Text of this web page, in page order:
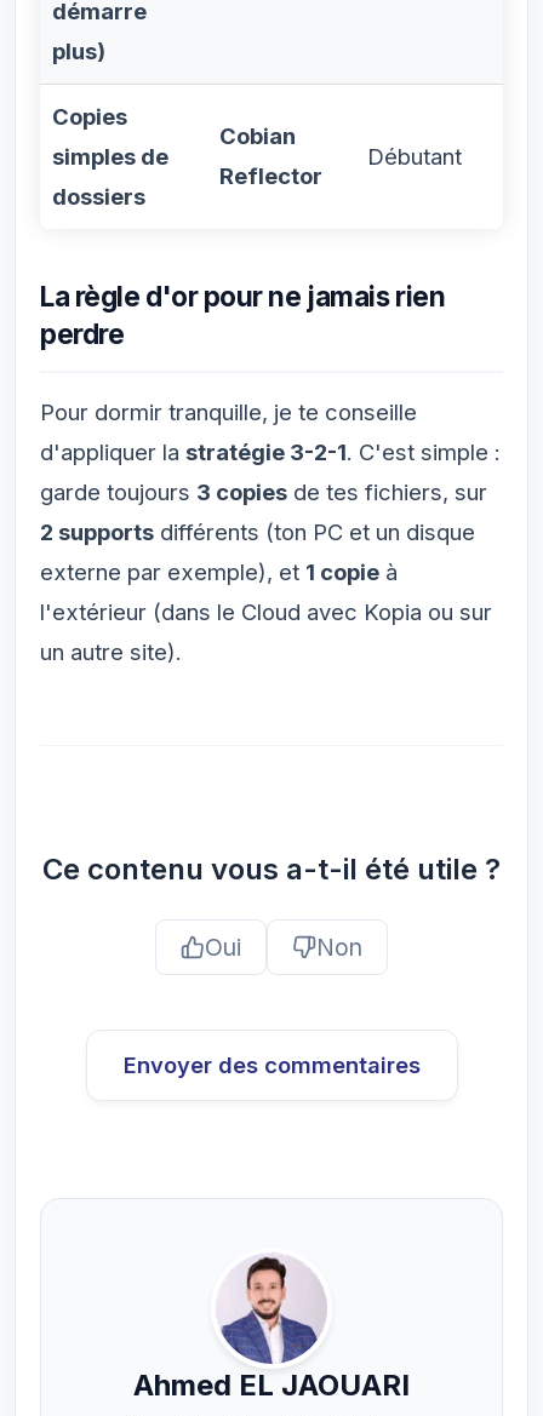
démarre
plus)
Copies
simples de
dossiers
Cobian
Reflector
Débutant
La règle d'or pour ne jamais rien
perdre
Pour dormir tranquille, je te conseille
d'appliquer la stratégie 3-2-1. C'est simple :
garde toujours 3 copies de tes fichiers, sur
2 supports différents (ton PC et un disque
externe par exemple), et 1 copie à
l'extérieur (dans le Cloud avec Kopia ou sur
un autre site).
Ce contenu vous a-t-il été utile ?
Oui Non
Envoyer des commentaires
Ahmed EL JAOUARI